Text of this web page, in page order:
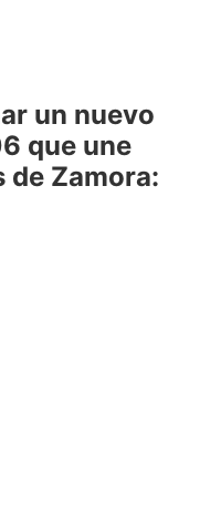
un nuevo
que une
de Zamora: